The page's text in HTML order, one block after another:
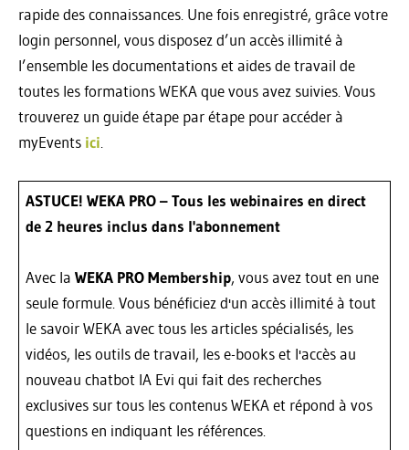
rapide des connaissances. Une fois enregistré, grâce votre
login personnel, vous disposez d’un accès illimité à
l’ensemble les documentations et aides de travail de
toutes les formations WEKA que vous avez suivies. Vous
trouverez un guide étape par étape pour accéder à
myEvents ici.
ASTUCE! WEKA PRO – Tous les webinaires en direct
de 2 heures inclus dans l'abonnement
Avec la WEKA PRO Membership, vous avez tout en une
seule formule. Vous bénéficiez d'un accès illimité à tout
le savoir WEKA avec tous les articles spécialisés, les
vidéos, les outils de travail, les e-books et l'accès au
nouveau chatbot IA Evi qui fait des recherches
exclusives sur tous les contenus WEKA et répond à vos
questions en indiquant les références.